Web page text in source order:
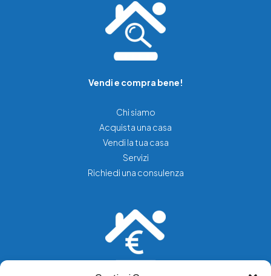
Vendi e compra bene!
Chi siamo
Acquista una casa
Vendi la tua casa
Servizi
Richiedi una consulenza